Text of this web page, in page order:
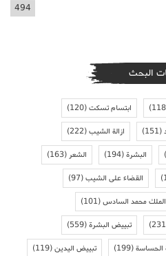
494
البحث
ابتسام تسكت(120)
(151) ازالة الشيب(222)
البشرة(194) الشعر(163)
القضاء على الشيب(97)
الملك محمد السادس(101)
تبييض البشرة(559)
الحساسة(199) تبييض اليدين(119)